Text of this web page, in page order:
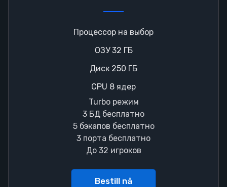
Процессор на выбор
ОЗУ 32 ГБ
Диск 250 ГБ
CPU 8 ядер
Turbo режим
3 БД бесплатно
5 бэкапов бесплатно
3 порта бесплатно
До 32 игроков
Bestill nå